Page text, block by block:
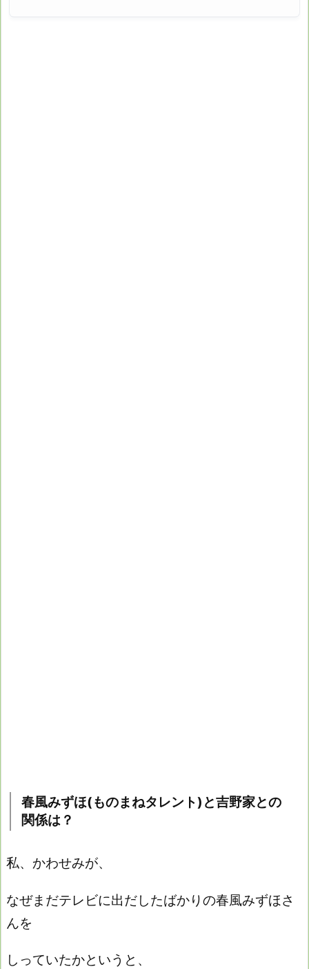
春風みずほ(ものまねタレント)と吉野家との
関係は？
私、かわせみが、
なぜまだテレビに出だしたばかりの春風みずほさ
んを
しっていたかというと、